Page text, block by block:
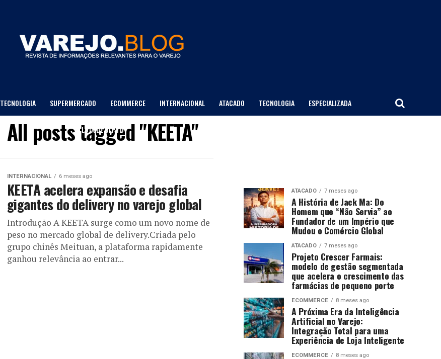
TECNOLOGIA SUPERMERCADO ECOMMERCE INTERNACIONAL ATACADO TECNOLOGIA ESPECIALIZADA
LOJA DE DEPTO
All posts tagged "KEETA"
INTERNACIONAL 6 meses ago
KEETA acelera expansão e desafia
gigantes do delivery no varejo global
Introdução A KEETA surge como um novo nome de
peso no mercado global de delivery.Criada pelo
grupo chinês Meituan, a plataforma rapidamente
ganhou relevância ao entrar...
ATACADO 7 meses ago
A História de Jack Ma: Do
Homem que “Não Servia” ao
Fundador de um Império que
Mudou o Comércio Global
ATACADO 7 meses ago
Projeto Crescer Farmais:
modelo de gestão segmentada
que acelera o crescimento das
farmácias de pequeno porte
ECOMMERCE 8 meses ago
A Próxima Era da Inteligência
Artificial no Varejo:
Integração Total para uma
Experiência de Loja Inteligente
ECOMMERCE 8 meses ago